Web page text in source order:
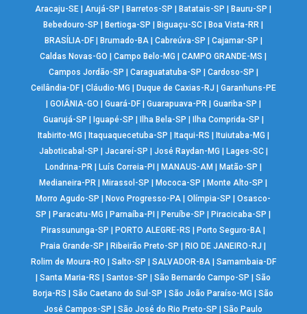
Aracaju-SE |Arujá-SP Barretos-SP Batatais-SP Bauru-SP
Bebedouro-SP
Bertioga-SP Biguaçu-SC Boa Vista-RR
BRASÍLIA-DF| Brumado-BA| Cabreúva-SP Cajamar-SP
Caldas Novas-GO
|Campo Belo-MG |CAMPO GRANDE-MS
Campos Jordão-SP
Caraguatatuba-SP Cardoso-SP
Ceilândia-DF| Cláudio-MG Duque de Caxias-RJ
Garanhuns-PE
GOIÂNIA-GO Guará-DF| Guarapuava-PR| Guariba-SP
Guarujá-SP
Iguapé-SP Ilha Bela-SP Ilha Comprida-SP
Itabirito-MG
Itaquaquecetuba-SP Itaqui-RS Ituiutaba-MG
Jaboticabal-SP
Jacareí-SP José Raydan-MG Lages-SC|
Londrina-PR| Luís Correia-PI MANAUS-AM Matão-SP
Medianeira-PR
Mirassol-SP Mococa-SP Monte Alto-SP
Morro Agudo-SP
Novo Progresso-PA |Olímpia-SP |Osasco-
SP
Paracatu-MG Parnaíba-PI Peruíbe-SP Piracicaba-SP
Pirassununga-SP
PORTO ALEGRE-RS Porto Seguro-BA
Praia Grande-SP
Ribeirão Preto-SP RIO DE JANEIRO-RJ
Rolim de Moura-RO
Salto-SP SALVADOR-BA| Samambaia-DF
|Santa Maria-RS |Santos-SP |São Bernardo Campo-SP |São
Borja-RS
|São Caetano do Sul-SP |São João Paraíso-MG |São
José Campos-SP
|São José do Rio Preto-SP |São Paulo